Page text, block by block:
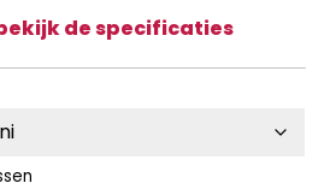
de specificaties